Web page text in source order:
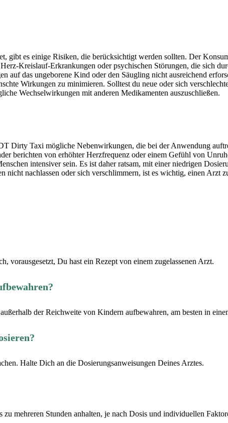
es einige Risiken, die berücksichtigt werden sollten. Der
Kreislauf-Erkrankungen oder psychischen Störungen, die sich
auf das ungeborene Kind oder den Säugling nicht ausreichend
Wirkungen zu minimieren. Solltest du neue oder sich
Wechselwirkungen mit anderen Medikamenten auszuschließen.
Dirty Taxi mögliche Nebenwirkungen, die bei der Anwendung
berichten von erhöhter Herzfrequenz oder einem Gefühl von
intensiver sein. Es ist daher ratsam, mit einer niedrigen
nachlassen oder sich verschlimmern, ist es wichtig, einen Arzt
vorausgesetzt, Du hast ein Rezept von einem zugelassenen Arzt.
der Reichweite von Kindern aufbewahren, am besten in
Halte Dich an die Dosierungsanweisungen Deines Arztes.
mehreren Stunden anhalten, je nach Dosis und individuellen